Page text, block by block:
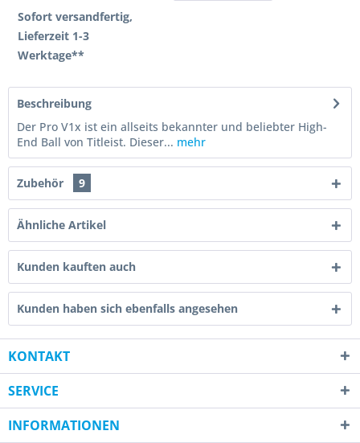
Sofort versandfertig,
Lieferzeit 1-3
Werktage**
Beschreibung
Der Pro V1x ist ein allseits bekannter und beliebter High-
End Ball von Titleist. Dieser... mehr
Zubehör 9
Ähnliche Artikel
Kunden kauften auch
Kunden haben sich ebenfalls angesehen
KONTAKT
SERVICE
INFORMATIONEN